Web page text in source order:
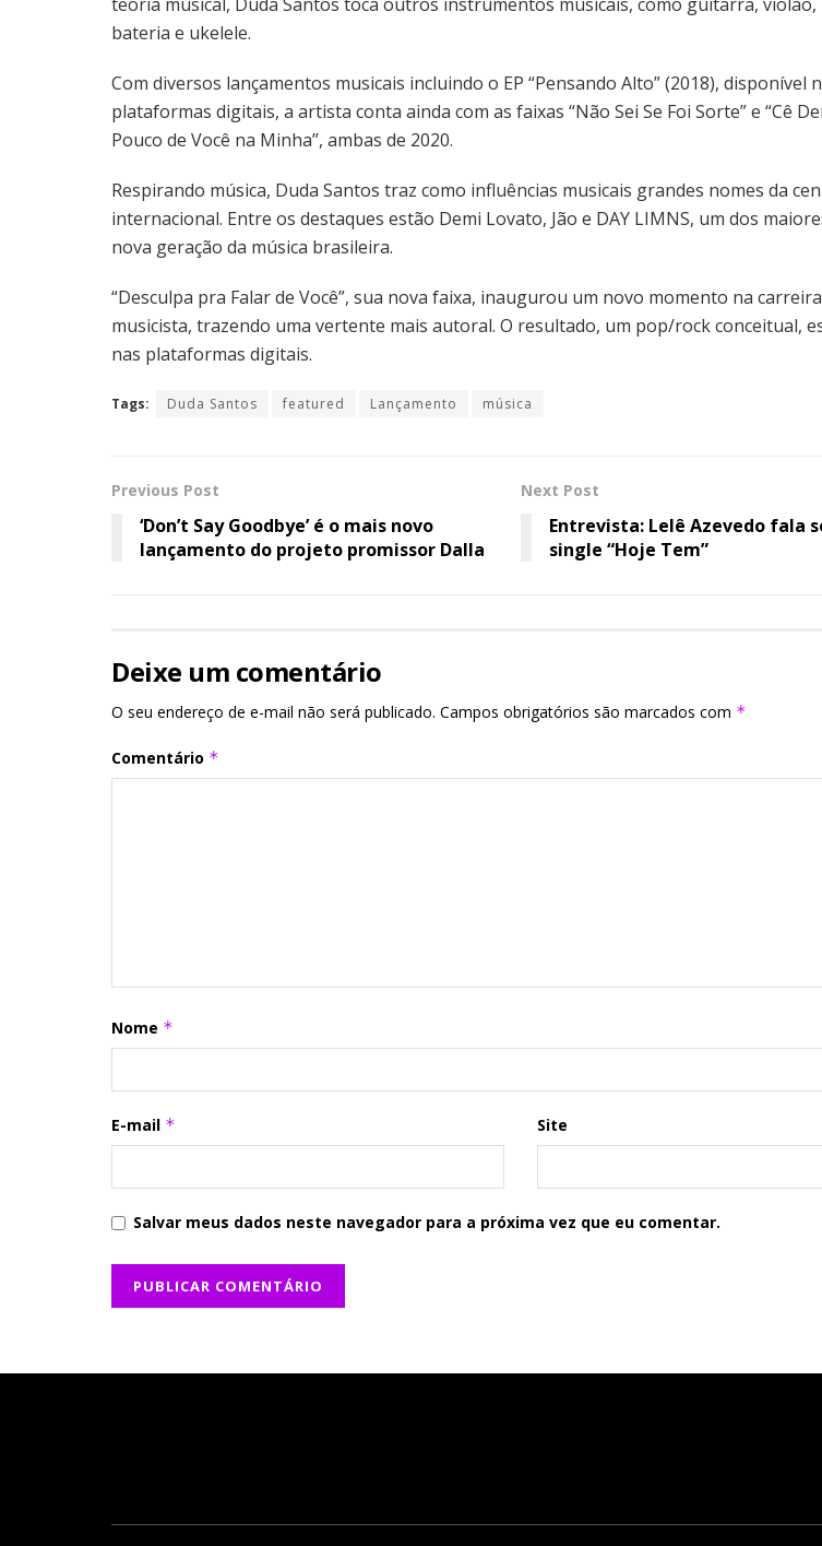
bateria e ukelele.
Com diversos lançamentos musicais incluindo o EP “Pensando Alto” (2018), disponível
plataformas digitais, a artista conta ainda com as faixas “Não Sei Se Foi Sorte” e “Cê
Pouco de Você na Minha”, ambas de 2020.
Respirando música, Duda Santos traz como influências musicais grandes nomes da
internacional. Entre os destaques estão Demi Lovato, Jão e DAY LIMNS, um dos
nova geração da música brasileira.
“Desculpa pra Falar de Você”, sua nova faixa, inaugurou um novo momento na
musicista, trazendo uma vertente mais autoral. O resultado, um pop/rock conceitual,
nas plataformas digitais.
Tags: Duda Santos featured Lançamento música
Previous Post
‘Don’t Say Goodbye’ é o mais novo
lançamento do projeto promissor Dalla
Next Post
Entrevista: Lelê Azevedo fala
single “Hoje Tem”
Deixe um comentário
O seu endereço de e-mail não será publicado. Campos obrigatórios são marcados com *
Comentário *
Nome *
E-mail * Site
Salvar meus dados neste navegador para a próxima vez que eu comentar.